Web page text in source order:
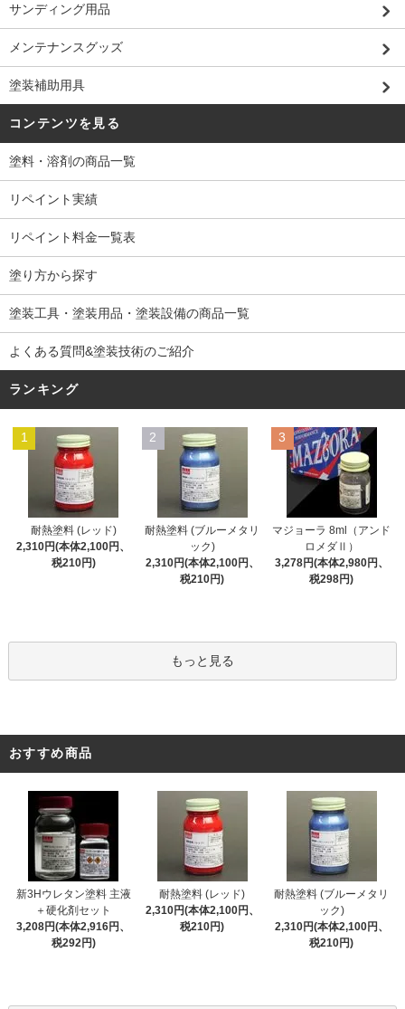
サンディング用品
メンテナンスグッズ
塗装補助用具
コンテンツを見る
塗料・溶剤の商品一覧
リペイント実績
リペイント料金一覧表
塗り方から探す
塗装工具・塗装用品・塗装設備の商品一覧
よくある質問&塗装技術のご紹介
ランキング
1
耐熱塗料 (レッド)
2,310円(本体2,100円、
税210円)
2
耐熱塗料 (ブルーメタリ
ック)
2,310円(本体2,100円、
税210円)
3
マジョーラ 8ml（アンド
ロメダⅡ）
3,278円(本体2,980円、
税298円)
もっと見る
おすすめ商品
新3Hウレタン塗料 主液
＋硬化剤セット
3,208円(本体2,916円、
税292円)
耐熱塗料 (レッド)
2,310円(本体2,100円、
税210円)
耐熱塗料 (ブルーメタリ
ック)
2,310円(本体2,100円、
税210円)